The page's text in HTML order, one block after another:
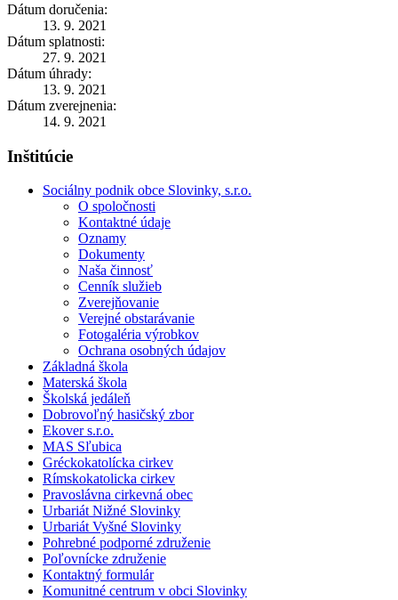
Dátum doručenia:
13. 9. 2021
Dátum splatnosti:
27. 9. 2021
Dátum úhrady:
13. 9. 2021
Dátum zverejnenia:
14. 9. 2021
Inštitúcie
Sociálny podnik obce Slovinky, s.r.o.
O spoločnosti
Kontaktné údaje
Oznamy
Dokumenty
Naša činnosť
Cenník služieb
Zverejňovanie
Verejné obstarávanie
Fotogaléria výrobkov
Ochrana osobných údajov
Základná škola
Materská škola
Školská jedáleň
Dobrovoľný hasičský zbor
Ekover s.r.o.
MAS Sľubica
Gréckokatolícka cirkev
Rímskokatolicka cirkev
Pravoslávna cirkevná obec
Urbariát Nižné Slovinky
Urbariát Vyšné Slovinky
Pohrebné podporné združenie
Poľovnícke združenie
Kontaktný formulár
Komunitné centrum v obci Slovinky